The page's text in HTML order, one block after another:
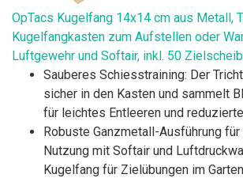
OpTacs Kugelfang 14x14 cm aus Metall,
Kugelfangkasten zum Aufstellen oder
Luftgewehr und Softair, inkl. 50
Sauberes Schiesstraining: Der
sicher in den Kasten und sammelt
für leichtes Entleeren und
Robuste Ganzmetall-Ausführung
Nutzung mit Softair und
Kugelfang für Zielübungen im